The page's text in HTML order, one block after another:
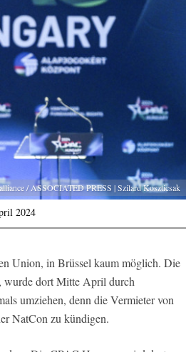
/ ASSOCIATED PRESS | Szilard Koszticsak
2024
Union, in Brüssel kaum möglich. Die
wurde dort Mitte April durch
umziehen, denn die Vermieter von
NatCon zu kündigen.